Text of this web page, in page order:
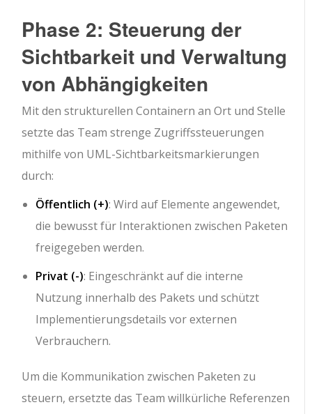
Phase 2: Steuerung der
Sichtbarkeit und Verwaltung
von Abhängigkeiten
Mit den strukturellen Containern an Ort und Stelle
setzte das Team strenge Zugriffssteuerungen
mithilfe von UML-Sichtbarkeitsmarkierungen
durch:
Öffentlich (+): Wird auf Elemente angewendet,
die bewusst für Interaktionen zwischen Paketen
freigegeben werden.
Privat (-): Eingeschränkt auf die interne
Nutzung innerhalb des Pakets und schützt
Implementierungsdetails vor externen
Verbrauchern.
Um die Kommunikation zwischen Paketen zu
steuern, ersetzte das Team willkürliche Referenzen